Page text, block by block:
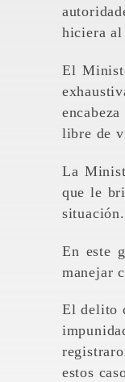
hiciera al
El
libre de
La
que le
situación.
En este
manejar
El delito
estos